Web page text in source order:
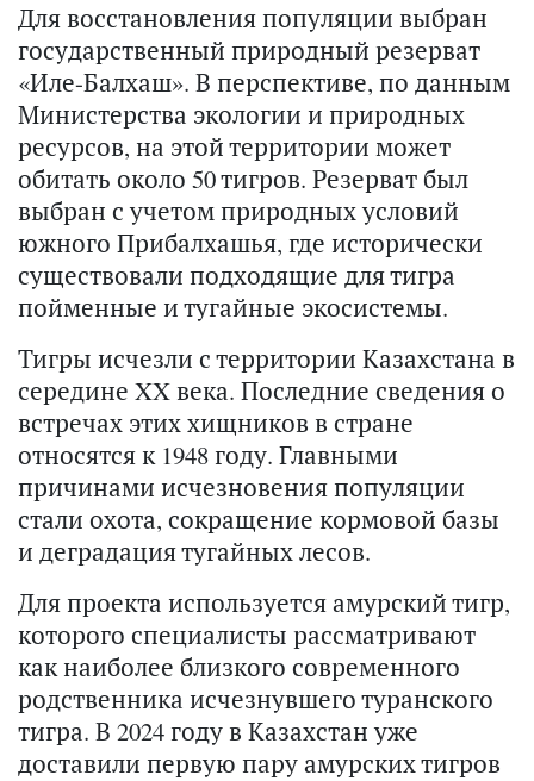
Для восстановления популяции выбран
государственный природный резерват
«Иле-Балхаш». В перспективе, по данным
Министерства экологии и природных
ресурсов, на этой территории может
обитать около 50 тигров. Резерват был
выбран с учетом природных условий
южного Прибалхашья, где исторически
существовали подходящие для тигра
пойменные и тугайные экосистемы.
Тигры исчезли с территории Казахстана в
середине XX века. Последние сведения о
встречах этих хищников в стране
относятся к 1948 году. Главными
причинами исчезновения популяции
стали охота, сокращение кормовой базы
и деградация тугайных лесов.
Для проекта используется амурский тигр,
которого специалисты рассматривают
как наиболее близкого современного
родственника исчезнувшего туранского
тигра. В 2024 году в Казахстан уже
доставили первую пару амурских тигров